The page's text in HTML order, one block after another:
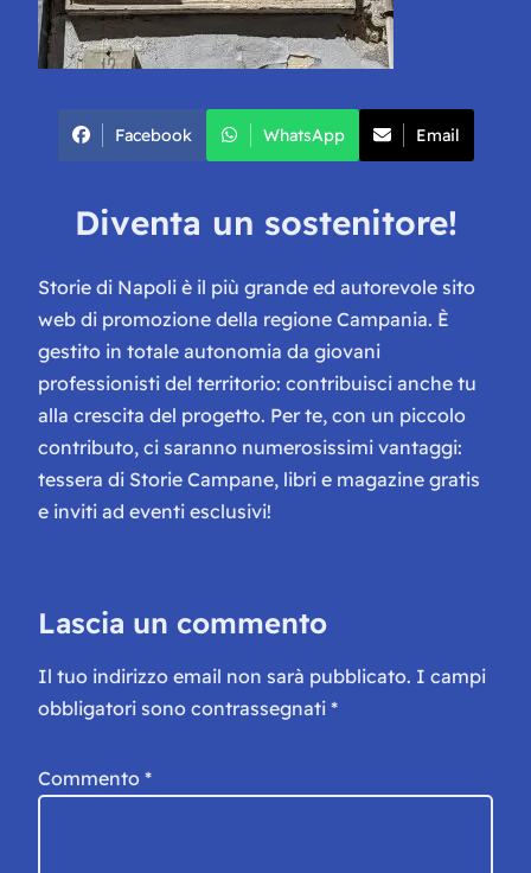
Facebook WhatsApp Email
Diventa un sostenitore!
Storie di Napoli è il più grande ed autorevole sito
web di promozione della regione Campania. È
gestito in totale autonomia da giovani
professionisti del territorio: contribuisci anche tu
alla crescita del progetto. Per te, con un piccolo
contributo, ci saranno numerosissimi vantaggi:
tessera di Storie Campane, libri e magazine gratis
e inviti ad eventi esclusivi!
Lascia un commento
Il tuo indirizzo email non sarà pubblicato. I campi
obbligatori sono contrassegnati *
Commento *